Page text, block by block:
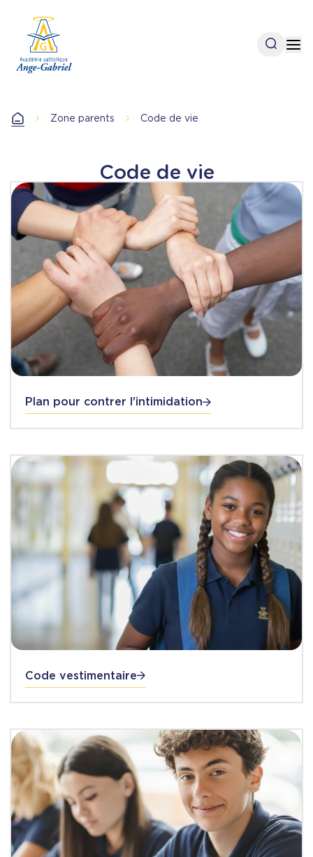
contenu
principal
Open
AccueilZone parents Code de vie
Code de vie
Plan pour contrer l'intimidation
Code vestimentaire